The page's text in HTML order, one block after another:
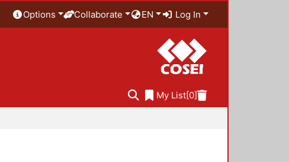
Options Collaborate EN Log In
My List[0]